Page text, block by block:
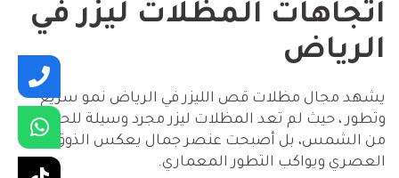
اتجاهات المظلات ليزر في
الرياض
يشهد مجال مظلات قص الليزر في الرياض نمو سريع
وتطور ، حيث لم تعد المظلات ليزر مجرد وسيلة للحماية
من الشمس، بل أصبحت عنصر جمال يعكس الذوق
العصري ويواكب التطور المعماري.